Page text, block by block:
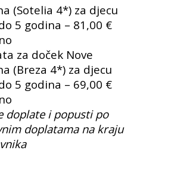
(Sotelia 4*) za djecu
5 godina – 81,00 €
za doček Nove
(Breza 4*) za djecu
5 godina – 69,00 €
doplate i popusti po
doplatama na kraju